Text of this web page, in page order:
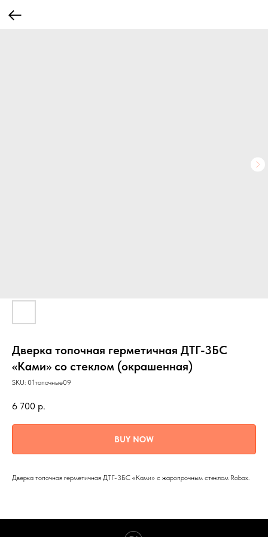
Дверка топочная герметичная ДТГ-3БС
«Ками» со стеклом (окрашенная)
SKU: 01топочные09
6 700 р.
BUY NOW
Дверка топочная герметичная ДТГ-3БС «Ками» с жаропрочным стеклом Robax.